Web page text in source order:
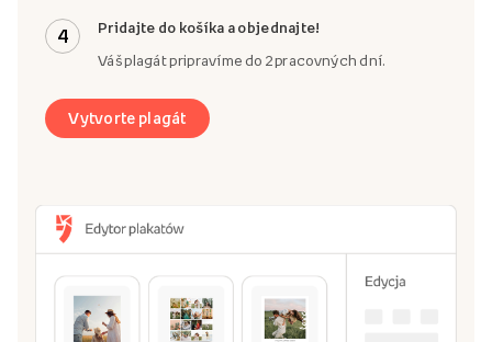
4 Pridajte do košíka a objednajte!
Váš plagát pripravíme do 2 pracovných dní.
Vytvorte plagát